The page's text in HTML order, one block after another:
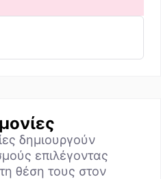
δημιουργούν
επιλέγοντας
θέση τους στον